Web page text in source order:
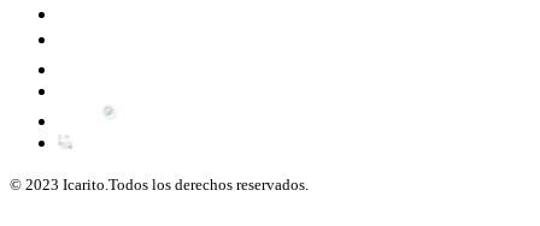
© 2023 Icarito.Todos los derechos reservados.